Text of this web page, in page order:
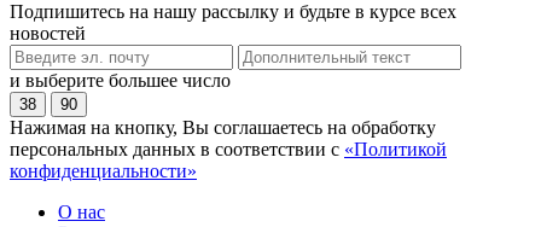
Подпишитесь на нашу рассылку и будьте в курсе всех
новостей
и выберите большее число
38 90
Нажимая на кнопку, Вы соглашаетесь на обработку
персональных данных в соответствии с «Политикой
конфиденциальности»
О нас